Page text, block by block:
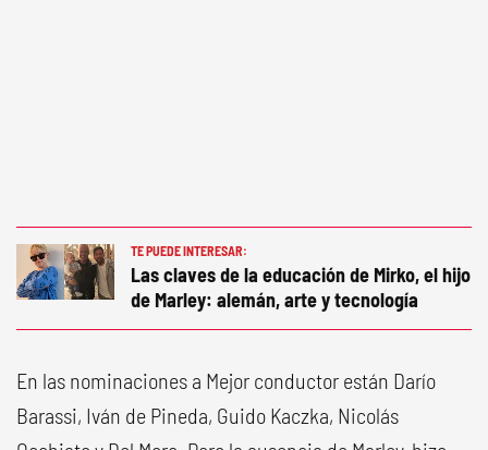
TE PUEDE INTERESAR:
Las claves de la educación de Mirko, el hijo
de Marley: alemán, arte y tecnología
En las nominaciones a Mejor conductor están Darío
Barassi, Iván de Pineda, Guido Kaczka, Nicolás